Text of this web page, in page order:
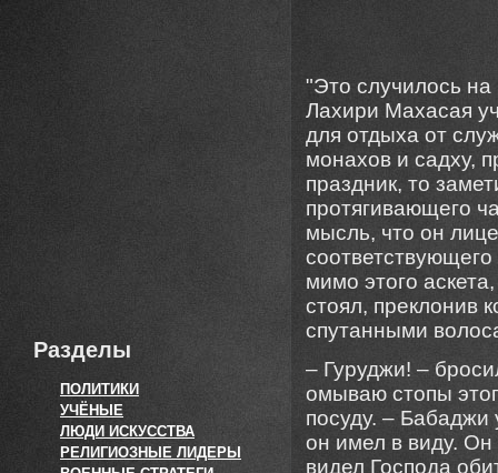
Разделы
ПОЛИТИКИ
УЧЁНЫЕ
ЛЮДИ ИСКУССТВА
РЕЛИГИОЗНЫЕ ЛИДЕРЫ
"Это случилось
Лахири Махасая
для отдыха от
монахов и садху,
праздник, то
протягивающего
мысль, что он
мимо этого
стоял, преклонив
спутанными
– Гуруджи! –
омываю стопы
посуду. – Бабаджи
он имел в виду. Он
видел Господа